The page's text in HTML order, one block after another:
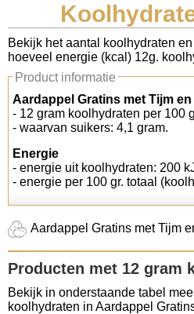
tellen
Bekijk het aantal koolhydraten
hoeveel energie (kcal) 12g.
Product informatie
Aardappel Gratins met Tijm
- 12 gram koolhydraten per 100
- waarvan suikers: 4,1 gram.
Energie
- energie uit koolhydraten: 200
- energie per 100 gr. totaal
Aardappel Gratins met Tijm
Producten met 12 gram
Bekijk in onderstaande tabel
koolhydraten in Aardappel